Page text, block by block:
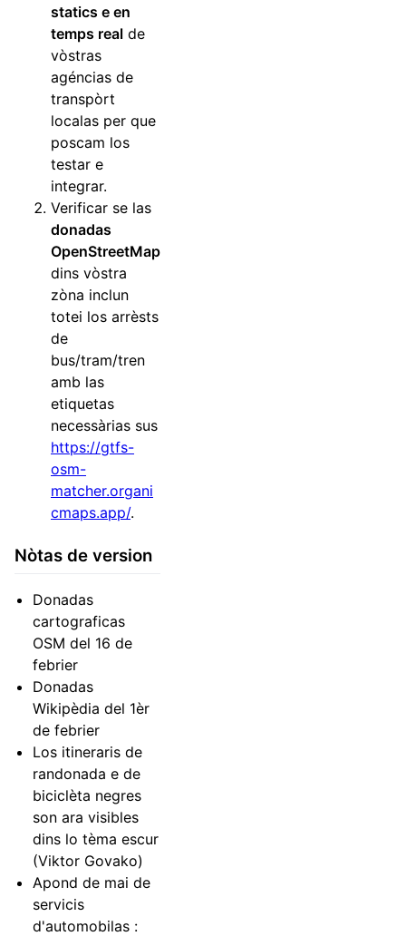
statics e en
temps real de
vòstras
agéncias de
transpòrt
localas per que
poscam los
testar e
integrar.
Verificar se las
donadas
OpenStreetMap
dins vòstra
zòna inclun
totei los arrèsts
de
bus/tram/tren
amb las
etiquetas
necessàrias sus
https://gtfs-
osm-
matcher.organi
cmaps.app/.
Nòtas de version
Donadas
cartograficas
OSM del 16 de
febrier
Donadas
Wikipèdia del 1èr
de febrier
Los itineraris de
randonada e de
biciclèta negres
son ara visibles
dins lo tèma escur
(Viktor Govako)
Apond de mai de
servicis
d'automobilas :